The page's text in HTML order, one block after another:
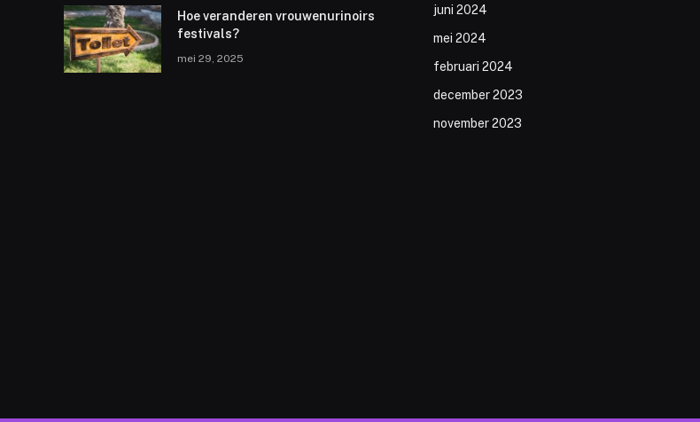
Hoe veranderen vrouwenurinoirs
festivals?
mei 29, 2025
juni 2024
mei 2024
februari 2024
december 2023
november 2023